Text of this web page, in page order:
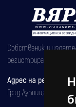
Собственик и
регистрирана на
Адрес на
Град Дупница,